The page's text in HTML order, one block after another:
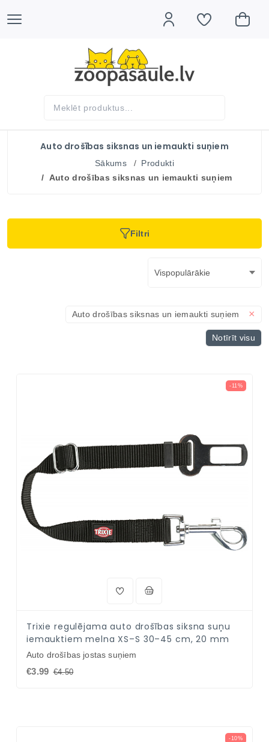
Auto drošības siksnas un iemaukti suņiem
Sākums
Produkti
Auto drošības siksnas un iemaukti suņiem
Filtri
Auto drošības siksnas un iemaukti suņiem ×
Notīrīt visu
-11%
Trixie regulējama auto drošības siksna suņu
iemauktiem melna XS–S 30–45 cm, 20 mm
Auto drošības jostas suņiem
€3.99 €4.50
-10%